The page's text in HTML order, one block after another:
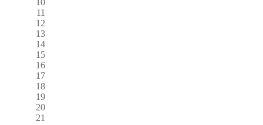
11
12
13
14
15
16
17
18
19
20
21